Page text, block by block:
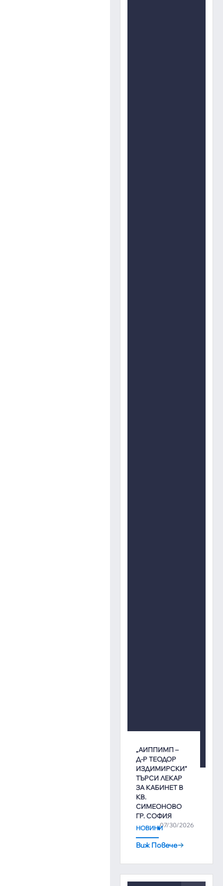
„АИППИМП –
Д-Р ТЕОДОР
ИЗДИМИРСКИ“
ТЪРСИ ЛЕКАР
ЗА КАБИНЕТ В
КВ.
СИМЕОНОВО
ГР. СОФИЯ
07/30/2026
НОВИНИ
Виж Повече